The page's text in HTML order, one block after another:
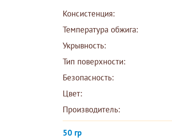
Консистенция:
Температура обжига:
Укрывность:
Тип поверхности:
Безопасность:
Цвет:
Производитель:
50 гр